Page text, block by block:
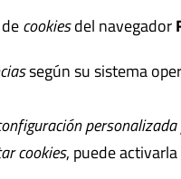
cookiesdel navegador
según su sistema
cookies, puede